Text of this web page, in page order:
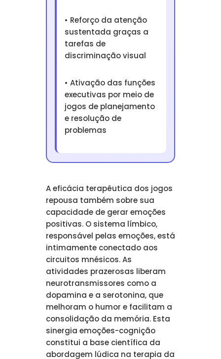
• Reforço da atenção
sustentada graças a
tarefas de
discriminação visual
• Ativação das funções
executivas por meio de
jogos de planejamento
e resolução de
problemas
A eficácia terapêutica dos jogos
repousa também sobre sua
capacidade de gerar emoções
positivas. O sistema límbico,
responsável pelas emoções, está
intimamente conectado aos
circuitos mnésicos. As
atividades prazerosas liberam
neurotransmissores como a
dopamina e a serotonina, que
melhoram o humor e facilitam a
consolidação da memória. Esta
sinergia emoções-cognição
constitui a base científica da
abordagem lúdica na terapia da